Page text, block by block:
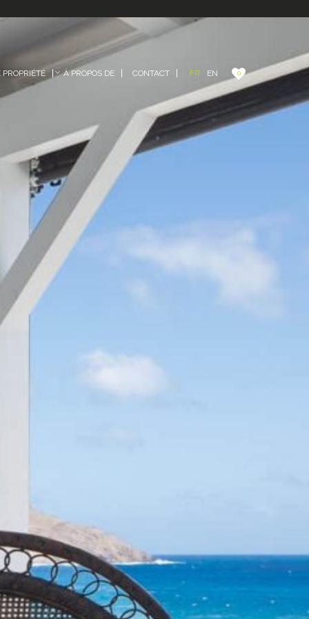
À PROPOS DE CONTACT FR EN 0